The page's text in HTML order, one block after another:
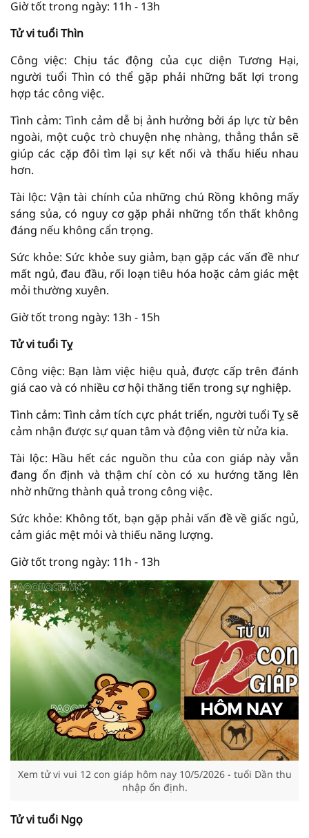
Giờ tốt trong ngày: 11h - 13h
Tử vi tuổi Thìn
Công việc: Chịu tác động của cục diện Tương Hại,
người tuổi Thìn có thể gặp phải những bất lợi trong
hợp tác công việc.
Tình cảm: Tình cảm dễ bị ảnh hưởng bởi áp lực từ bên
ngoài, một cuộc trò chuyện nhẹ nhàng, thẳng thắn sẽ
giúp các cặp đôi tìm lại sự kết nối và thấu hiểu nhau
hơn.
Tài lộc: Vận tài chính của những chú Rồng không mấy
sáng sủa, có nguy cơ gặp phải những tổn thất không
đáng nếu không cẩn trọng.
Sức khỏe: Sức khỏe suy giảm, bạn gặp các vấn đề như
mất ngủ, đau đầu, rối loạn tiêu hóa hoặc cảm giác mệt
mỏi thường xuyên.
Giờ tốt trong ngày: 13h - 15h
Tử vi tuổi Tỵ
Công việc: Bạn làm việc hiệu quả, được cấp trên đánh
giá cao và có nhiều cơ hội thăng tiến trong sự nghiệp.
Tình cảm: Tình cảm tích cực phát triển, người tuổi Tỵ sẽ
cảm nhận được sự quan tâm và động viên từ nửa kia.
Tài lộc: Hầu hết các nguồn thu của con giáp này vẫn
đang ổn định và thậm chí còn có xu hướng tăng lên
nhờ những thành quả trong công việc.
Sức khỏe: Không tốt, bạn gặp phải vấn đề về giấc ngủ,
cảm giác mệt mỏi và thiếu năng lượng.
Giờ tốt trong ngày: 11h - 13h
Xem tử vi vui 12 con giáp hôm nay 10/5/2026 - tuổi Dần thu
nhập ổn định.
Tử vi tuổi Ngọ